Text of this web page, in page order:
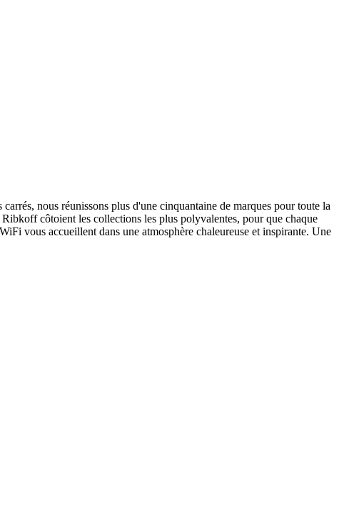
nous réunissons plus d'une cinquantaine de marques pour toute la
côtoient les collections les plus polyvalentes, pour que chaque
vous accueillent dans une atmosphère chaleureuse et inspirante. Une